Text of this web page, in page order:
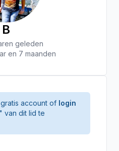
B
geleden
en 7 maanden
account of login
van dit lid te